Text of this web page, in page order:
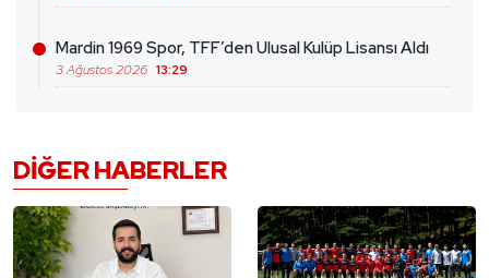
Mardin 1969 Spor, TFF’den Ulusal Kulüp Lisansı Aldı
3 Ağustos 2026 13:29
DIĞER HABERLER